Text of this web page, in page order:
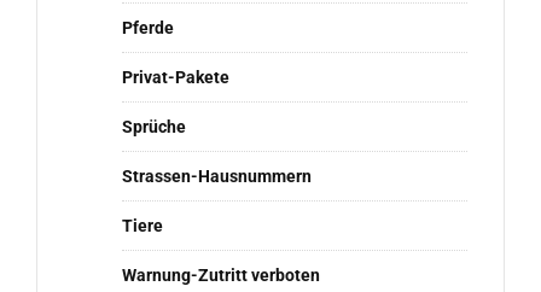
Pferde
Privat-Pakete
Sprüche
Strassen-Hausnummern
Tiere
Warnung-Zutritt verboten